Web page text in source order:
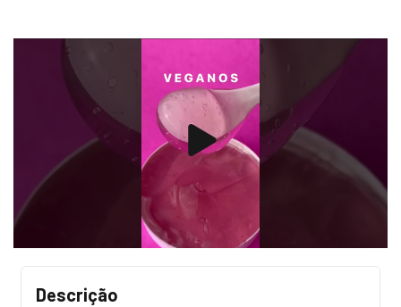
Descrição